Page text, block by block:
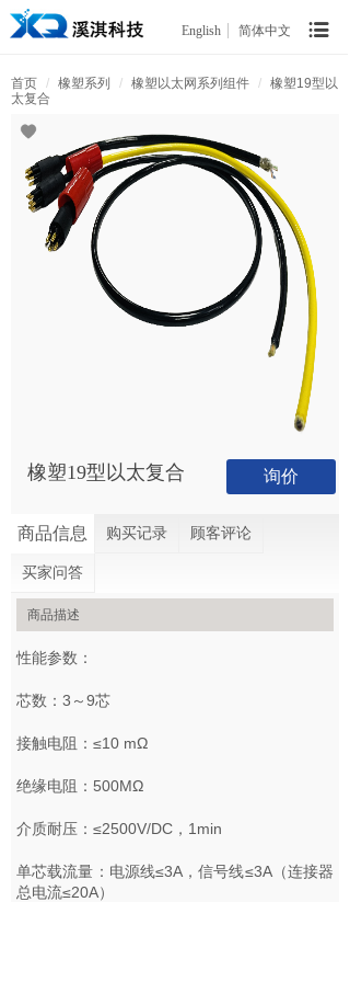
English 简体中文
首页 / 橡塑系列 / 橡塑以太网系列组件 / 橡塑19型以
太复合
橡塑19型以太复合
商品信息 购买记录 顾客评论
买家问答
商品描述
性能参数：
芯数：3～9芯
接触电阻：≤10 mΩ
绝缘电阻：500MΩ
介质耐压：≤2500V/DC，1min
单芯载流量：电源线≤3A，信号线≤3A（连接器
总电流≤20A）
询价